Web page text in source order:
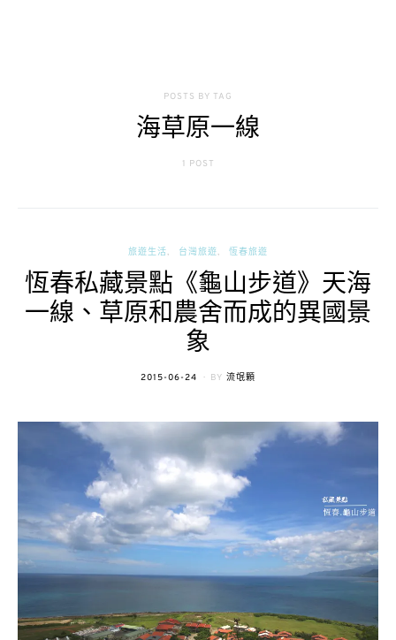
POSTS BY TAG
海草原一線
1 POST
旅遊生活 台灣旅遊 恆春旅遊
恆春私藏景點《龜山步道》天海
一線、草原和農舍而成的異國景
象
POSTED
2015-06-24 BY 流氓顆